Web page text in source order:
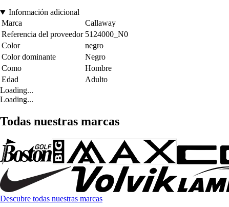
Información adicional
Marca
Callaway
Referencia del proveedor 5124000_N0
Color
negro
Color dominante
Negro
Como
Hombre
Edad
Adulto
Loading...
Loading...
Todas nuestras marcas
Descubre todas nuestras marcas